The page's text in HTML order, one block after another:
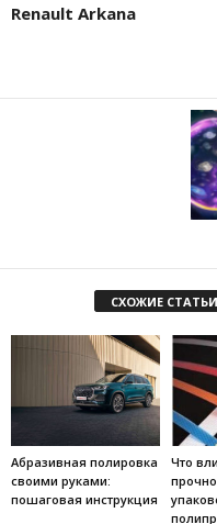
Renault Arkana
СХОЖИЕ СТАТЬИ
Абразивная полировка
своими руками:
пошаговая инструкция
Что